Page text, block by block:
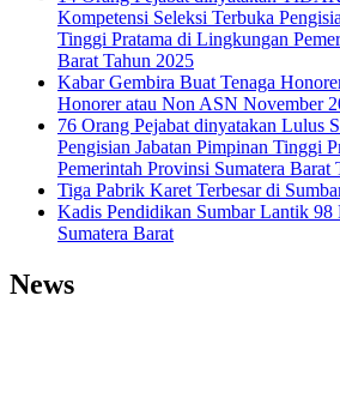
Kompetensi Seleksi Terbuka
Tinggi Pratama di Lingkungan
Barat Tahun 2025
Kabar Gembira Buat Tenaga
Honorer atau Non ASN November
76 Orang Pejabat dinyatakan Lulus
Pengisian Jabatan Pimpinan Tinggi
Pemerintah Provinsi Sumatera Barat
Tiga Pabrik Karet Terbesar di
Kadis Pendidikan Sumbar Lantik
Sumatera Barat
News